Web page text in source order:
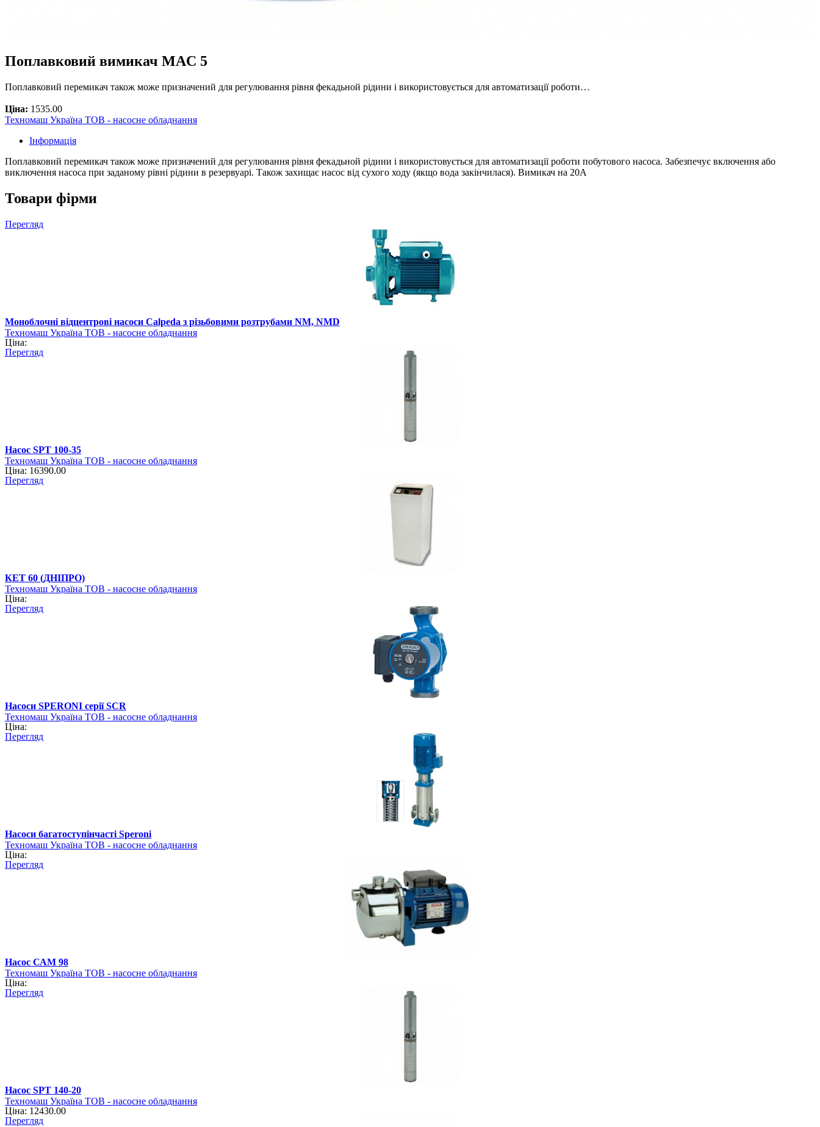
Поплавковий вимикач MAC 5
Поплавковий перемикач також може призначений для регулювання рівня фекадьной рідини і використовується для автоматизації роботи…
Ціна: 1535.00
Техномаш Україна ТОВ - насосне обладнання
Інформація
Поплавковий перемикач також може призначений для регулювання рівня фекадьной рідини і використовується для автоматизації роботи побутового насоса. Забезпечує включення або
виключення насоса при заданому рівні рідини в резервуарі. Також захищає насос від сухого ходу (якщо вода закінчилася). Вимикач на 20А
Товари фірми
Перегляд
Моноблочні відцентрові насоси Calpeda з різьбовими розтрубами NM, NMD
Техномаш Україна ТОВ - насосне обладнання
Ціна:
Перегляд
Насос SPT 100-35
Техномаш Україна ТОВ - насосне обладнання
Ціна: 16390.00
Перегляд
КЕТ 60 (ДНІПРО)
Техномаш Україна ТОВ - насосне обладнання
Ціна:
Перегляд
Насоси SPERONI серії SCR
Техномаш Україна ТОВ - насосне обладнання
Ціна:
Перегляд
Насоси багатоступінчасті Speroni
Техномаш Україна ТОВ - насосне обладнання
Ціна:
Перегляд
Насос САМ 98
Техномаш Україна ТОВ - насосне обладнання
Ціна:
Перегляд
Насос SPT 140-20
Техномаш Україна ТОВ - насосне обладнання
Ціна: 12430.00
Перегляд